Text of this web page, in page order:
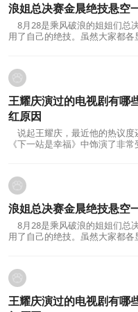
浪姐总决赛金晨绝技悬空
8月28是乘风破浪的姐姐们总
用了自己的绝技。虽然大家都
王耀庆演过的电视剧有哪
红原因
说起王耀庆，最近他的热议度
《下一站是幸福》中饰演了非
浪姐总决赛金晨绝技悬空
8月28是乘风破浪的姐姐们总
用了自己的绝技。虽然大家都
王耀庆演过的电视剧有哪